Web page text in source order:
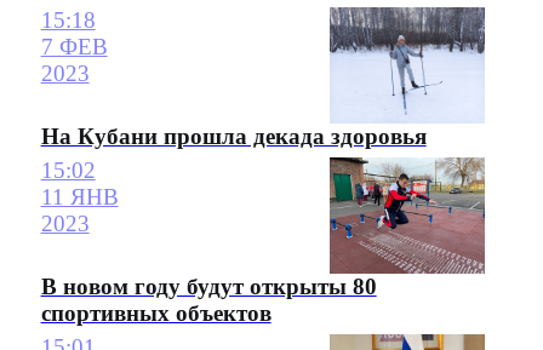
15:18
7 ФЕВ
2023
На Кубани прошла декада здоровья
15:02
11 ЯНВ
2023
В новом году будут открыты 80
спортивных объектов